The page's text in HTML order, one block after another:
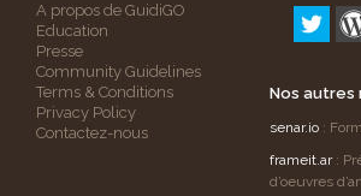
A propos de GuidiGO
Education
Presse
Community Guidelines
Terms & Conditions
Privacy Policy
Contactez-nous
Nos autres
senar.io :
frameit.ar:
d’oeuvres